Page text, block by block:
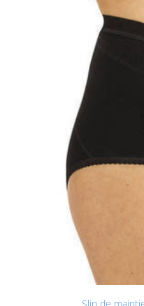
Slip de